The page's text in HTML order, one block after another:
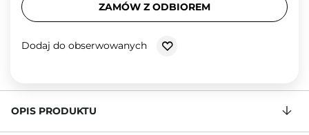
ZAMÓW Z ODBIOREM
Dodaj do obserwowanych
OPIS PRODUKTU